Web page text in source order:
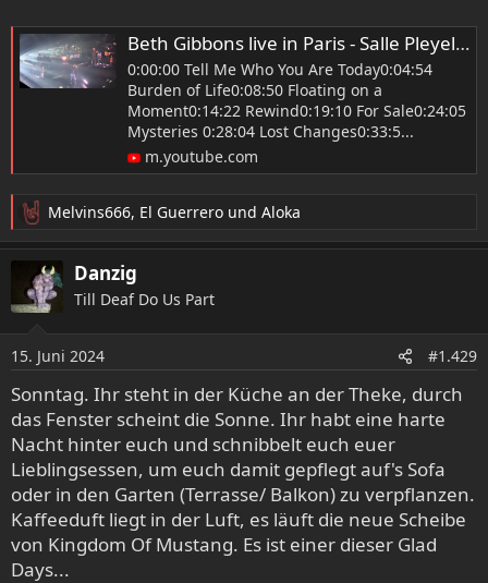
Beth Gibbons live in Paris - Salle Pleyel - 27 mai 2024 full set
0:00:00 Tell Me Who You Are Today0:04:54
Burden of Life0:08:50 Floating on a
Moment0:14:22 Rewind0:19:10 For Sale0:24:05
Mysteries 0:28:04 Lost Changes0:33:5...
m.youtube.com
R
e
a
t
n
e
n
:
Melvins666, El Guerrero und Aloka
Danzig
Till Deaf Do Us Part
15. Juni 2024 #1.429
Sonntag. Ihr steht in der Küche an der Theke, durch
das Fenster scheint die Sonne. Ihr habt eine harte
Nacht hinter euch und schnibbelt euch euer
Lieblingsessen, um euch damit gepflegt auf's Sofa
oder in den Garten (Terrasse/ Balkon) zu verpflanzen.
Kaffeeduft liegt in der Luft, es läuft die neue Scheibe
von Kingdom Of Mustang. Es ist einer dieser Glad
Days...